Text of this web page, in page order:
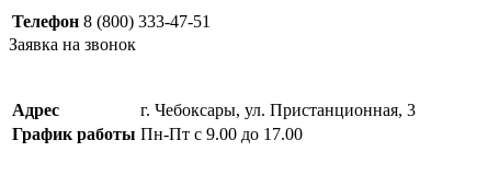
Телефон 8 (800) 333-47-51
Заявка на звонок
Адрес
г. Чебоксары, ул. Пристанционная, 3
График работы Пн-Пт с 9.00 до 17.00